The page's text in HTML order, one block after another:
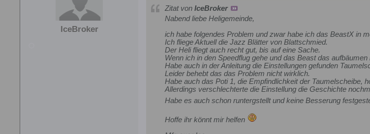
IceBroker
Zitat von IceBroker
Nabend liebe Heligemeinde,
ich habe folgendes Problem und zwar habe ich das BeastX in
Ich fliege Aktuell die Jazz Blätter von Blattschmied.
Der Heli fliegt auch recht gut, bis auf eine Sache.
Wenn ich in den Speedflug gehe und das Beast das
Habe auch in der Anleitung die Einstellungen gefunden
Leider behebt das das Problem nicht wirklich.
Habe auch das Poti 1, die Empfindlichkeit der Taumelscheibe,
Allerdings verschlechterte die Einstellung die Geschichte
Habe es auch schon runtergstellt und keine Besserung
Hoffe ihr könnt mir helfen